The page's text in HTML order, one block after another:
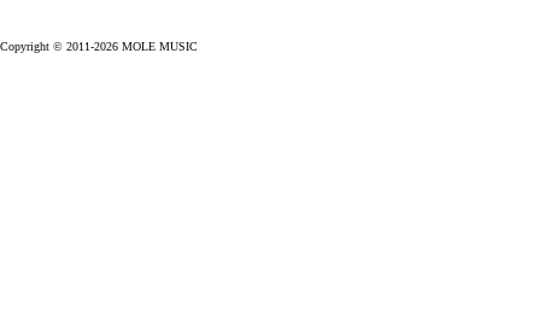
Copyright © 2011-2026 MOLE MUSIC